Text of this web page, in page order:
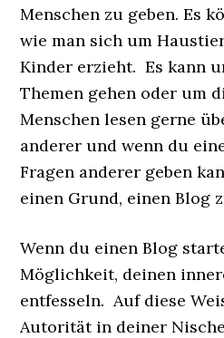
Menschen zu geben. Es
wie man sich um
Kinder erzieht. Es kann
Themen gehen oder um
Menschen lesen gerne
anderer und wenn du
Fragen anderer geben
einen Grund, einen Blog
Wenn du einen Blog
Möglichkeit, deinen
entfesseln. Auf diese
Autorität in deiner